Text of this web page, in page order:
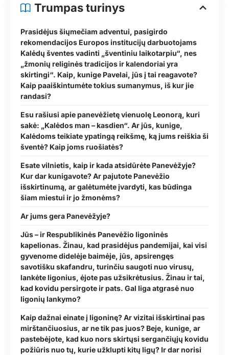
Trumpas turinys
Prasidėjus šiųmečiam adventui, pasigirdo
rekomendacijos Europos institucijų darbuotojams
Kalėdų šventes vadinti „šventiniu laikotarpiu“, nes
„žmonių religinės tradicijos ir kalendoriai yra
skirtingi“. Kaip, kunige Pavelai, jūs į tai reagavote?
Kaip paaiškintumėte tokius sumanymus, iš kur jie
randasi?
Esu rašiusi apie panevėžietę vienuolę Leonorą, kuri
sakė: „Kalėdos man – kasdien“. Ar jūs, kunige,
Kalėdoms teikiate ypatingą reikšmę, ką jums reiškia ši
šventė? Kaip joms ruošiatės?
Esate vilnietis, kaip ir kada atsidūrėte Panevėžyje?
Kur dar kunigavote? Ar pajutote Panevėžio
išskirtinumą, ar galėtumėte įvardyti, kas būdinga
šiam miestui ir jo žmonėms?
Ar jums gera Panevėžyje?
Jūs – ir Respublikinės Panevėžio ligoninės
kapelionas. Žinau, kad prasidėjus pandemijai, kai visi
gyvenome didelėje baimėje, jūs, apsirengęs
savotišku skafandru, turinčiu saugoti nuo virusų,
lankėte ligonius, ėjote pas užsikrėtusius. Žinau ir tai,
kad kovidu persirgote ir pats. Gal liga atgrasė nuo
ligonių lankymo?
Kaip dažnai einate į ligoninę? Ar vizitai išskirtinai pas
mirštančiuosius, ar ne tik pas juos? Beje, kunige, ar
pastebėjote, kad kuo nors skirtųsi sergančiųjų kovidu
požiūris nuo tų, kurie užklupti kitų ligų? Ir dar norisi